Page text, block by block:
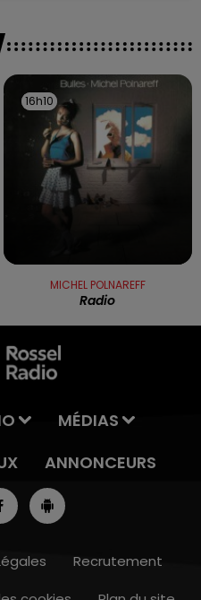
16h10
16h10
MICHEL POLNAREFF
Radio
MÉDIAS
ANNONCEURS
Recrutement